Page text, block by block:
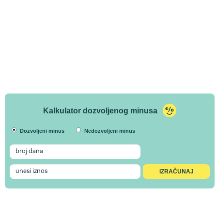
Kalkulator dozvoljenog minusa
Dozvoljeni minus Nedozvoljeni minus